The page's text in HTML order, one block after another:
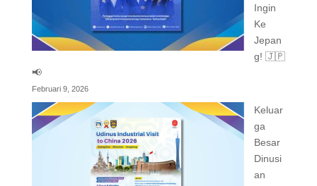
Ingin
Ke
Jepan
g! 🇯🇵
📢
Februari 9, 2026
Keluar
ga
Besar
Dinusi
an